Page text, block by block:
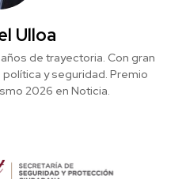
Ulloa
de trayectoria. Con gran
y seguridad. Premio
2026 en Noticia.